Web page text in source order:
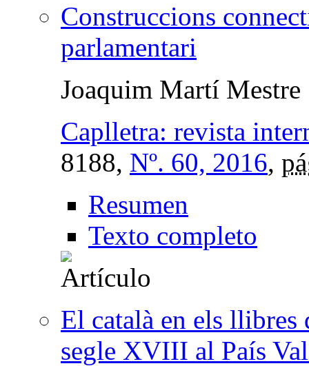
Construccions
parlamentari
Joaquim Martí Mestre
Caplletra: revista
8188, Nº. 60, 2016,
Resumen
Texto completo
El català en els llibres
segle XVIII al País